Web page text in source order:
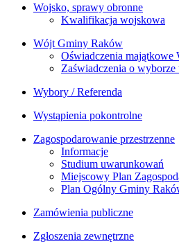
Wojsko, sprawy obronne
Kwalifikacja wojskowa
Wójt Gminy Raków
Oświadczenia
Zaświadczenia o wyborze
Wybory / Referenda
Wystąpienia pokontrolne
Zagospodarowanie przestrzenne
Informacje
Studium uwarunkowań
Miejscowy Plan
Plan Ogólny Gminy
Zamówienia publiczne
Zgłoszenia zewnętrzne